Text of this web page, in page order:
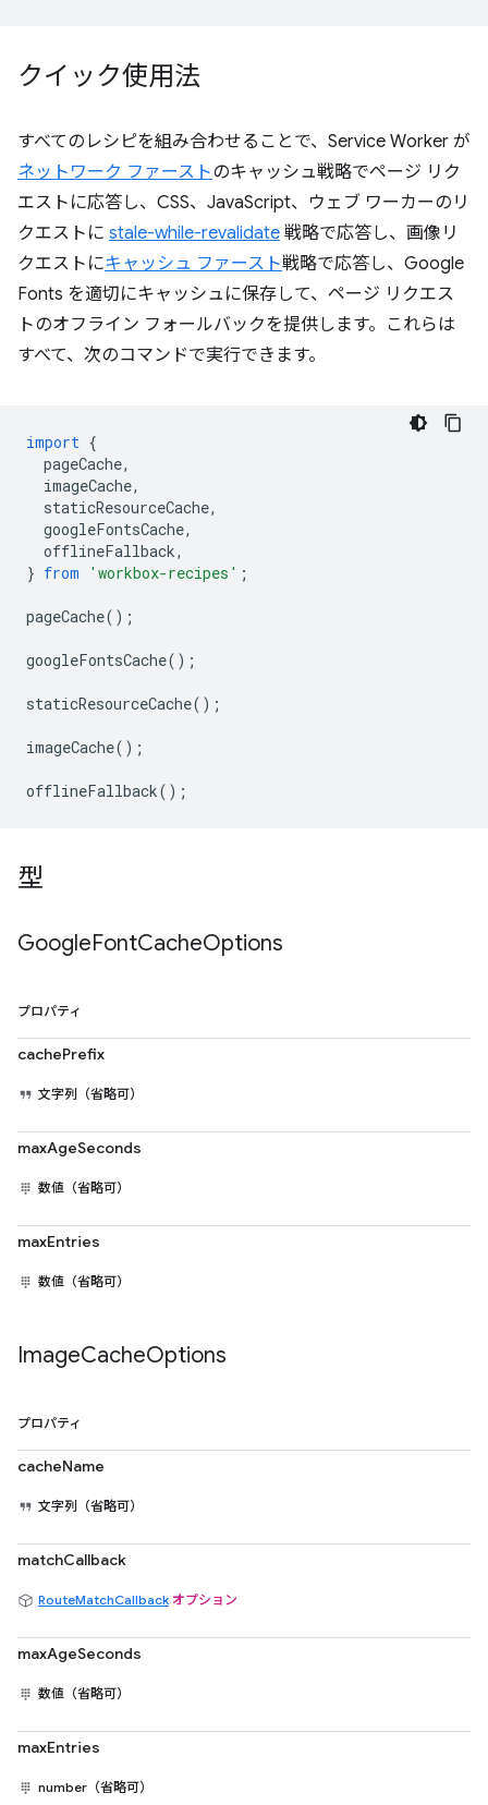
クイック使用法
すべてのレシピを組み合わせることで、Service Worker が
ネットワーク ファーストのキャッシュ戦略でページ リク
エストに応答し、CSS、JavaScript、ウェブ ワーカーのリ
クエストに stale-while-revalidate 戦略で応答し、画像リ
クエストにキャッシュ ファースト戦略で応答し、Google
Fonts を適切にキャッシュに保存して、ページ リクエス
トのオフライン フォールバックを提供します。これらは
すべて、次のコマンドで実行できます。
import {
pageCache,
imageCache,
staticResourceCache,
googleFontsCache,
offlineFallback,
} from 'workbox-recipes' ;
pageCache();
googleFontsCache();
staticResourceCache();
imageCache();
offlineFallback();
型
GoogleFontCacheOptions
プロパティ
cachePrefix
文字列（省略可）
maxAgeSeconds
数値（省略可）
maxEntries
数値（省略可）
ImageCacheOptions
プロパティ
cacheName
文字列（省略可）
matchCallback
RouteMatchCallback オプション
maxAgeSeconds
数値（省略可）
maxEntries
number（省略可）